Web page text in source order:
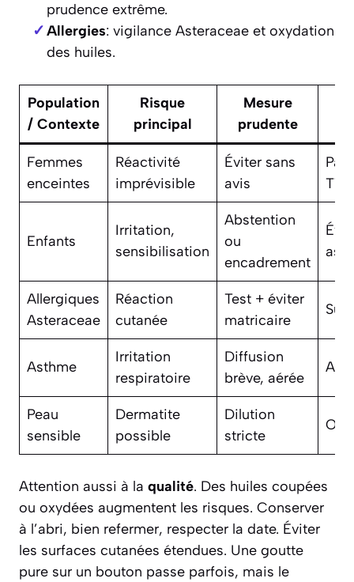
prudence extrême.
Allergies: vigilance Asteraceae et oxydation
des huiles.
Population
/ Contexte
Risque
principal
Mesure
prudente
Femmes
enceintes
Réactivité
imprévisible
Éviter sans
avis
T1
Enfants
Irritation,
sensibilisation
Abstention
ou
encadrement
Allergiques
Asteraceae
Réaction
cutanée
Test + éviter
matricaire
Asthme
Irritation
respiratoire
Diffusion
brève, aérée
Peau
sensible
Dermatite
possible
Dilution
stricte
Attention aussi à la qualité. Des huiles coupées
ou oxydées augmentent les risques. Conserver
à l’abri, bien refermer, respecter la date. Éviter
les surfaces cutanées étendues. Une goutte
pure sur un bouton passe parfois, mais le